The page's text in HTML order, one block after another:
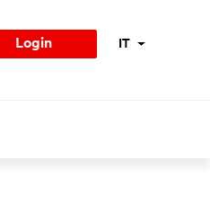
Login Menu lingue
IT